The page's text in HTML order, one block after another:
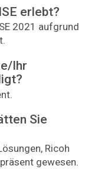
erlebt?
2021 aufgrund
Ihr
Sie
Ricoh
gewesen.